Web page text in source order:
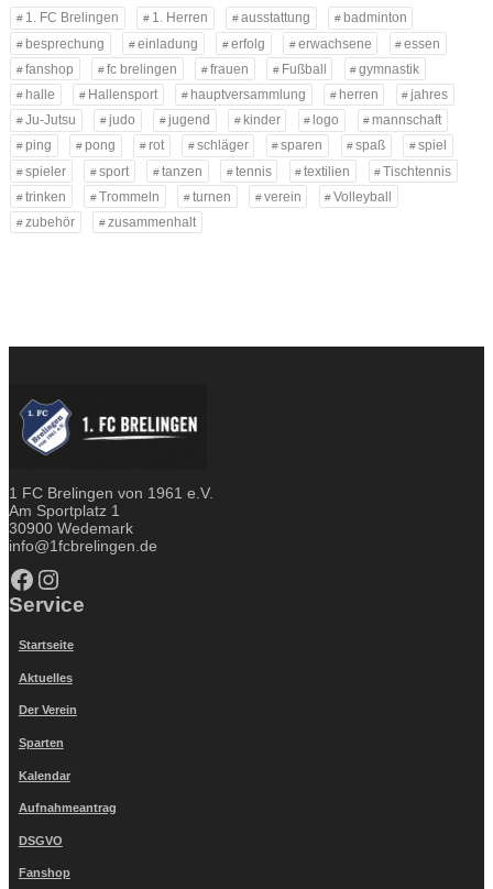
1. FC Brelingen 1. Herren ausstattung
badminton
besprechung
einladung erfolg erwachsene
essen
fanshop
fc brelingen frauen Fußball
gymnastik
halle
Hallensport hauptversammlung herren
jahres
Ju-Jutsu
judo jugend kinder logo
mannschaft
ping
pong rot schläger sparen spaß
spiel
spieler
sport tanzen tennis textilien
Tischtennis
trinken
Trommeln turnen verein
Volleyball
zubehör
zusammenhalt
1 FC Brelingen von 1961 e.V.
Am Sportplatz 1
30900 Wedemark
info@1fcbrelingen.de
Facebook Instagram
Service
Startseite
Aktuelles
Der Verein
Sparten
Kalendar
Aufnahmeantrag
DSGVO
Fanshop